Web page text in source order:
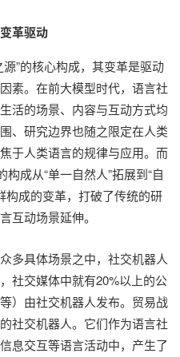
革驱动
”的核心构成，其变革是驱动
素。在前大模型时代，语言社
活的场景、内容与互动方式均
、研究边界也随之限定在人类
于人类语言的规律与应用。而
成从“单一自然人”拓展到“自
构成的变革，打破了传统的研
互动场景延伸。
多具体场景之中，社交机器人
社交媒体中就有20%以上的公
）由社交机器人发布。贸易战
社交机器人。它们作为语言社
息交互等语言活动中，产生了